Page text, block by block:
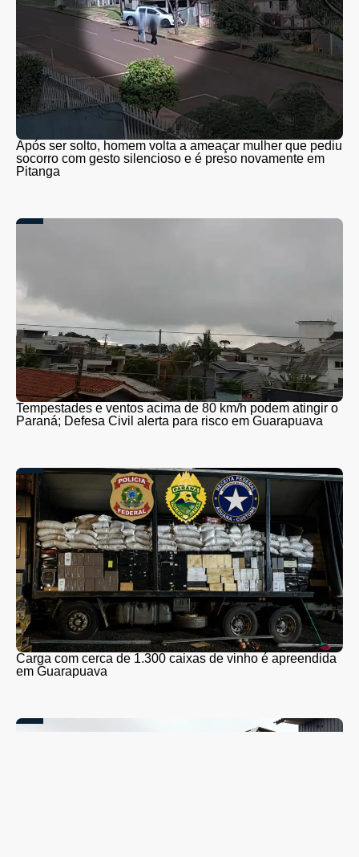
Após ser solto, homem volta a ameaçar mulher que pediu
socorro com gesto silencioso e é preso novamente em
Pitanga
Tempestades e ventos acima de 80 km/h podem atingir o
Paraná; Defesa Civil alerta para risco em Guarapuava
Carga com cerca de 1.300 caixas de vinho é apreendida
em Guarapuava